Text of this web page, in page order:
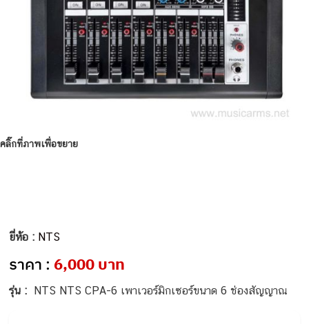
คลิ๊กที่ภาพเพื่อขยาย
ยี่ห้อ : NTS
ราคา : 6,000 บาท
รุ่น : NTS NTS CPA-6 เพาเวอร์มิกเซอร์ขนาด 6 ช่องสัญญาณ